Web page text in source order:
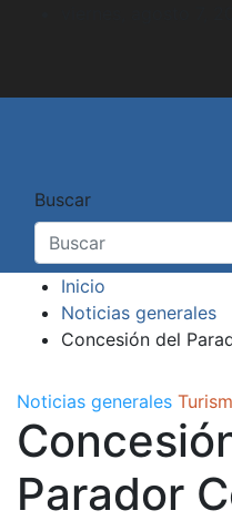
Buscar
Inicio
Noticias generales
Concesión del
Noticias generales
Parador